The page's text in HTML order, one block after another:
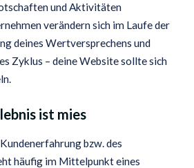
und Aktivitäten
verändern sich im Laufe der
deines Wertversprechens und
Zyklus – deine Website sollte sich
ist mies
bzw. des
häufig im Mittelpunkt eines